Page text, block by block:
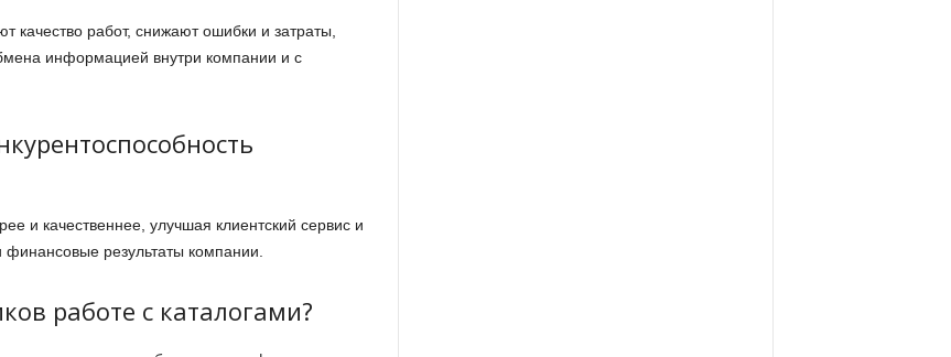
качество работ, снижают ошибки и затраты,
информацией внутри компании и с
и качественнее, улучшая клиентский сервис и
результаты компании.
работе с каталогами?